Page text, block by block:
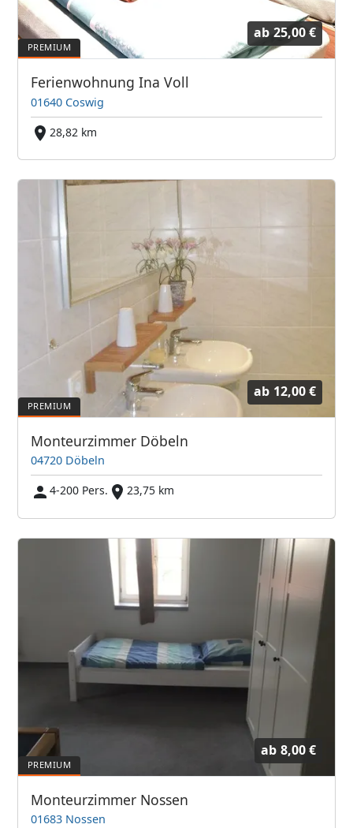
ab 25,00 €
Ferienwohnung Ina Voll
01640 Coswig
28,82 km
ab 12,00 €
Monteurzimmer Döbeln
04720 Döbeln
4-200 Pers.
23,75 km
ab 8,00 €
Monteurzimmer Nossen
01683 Nossen